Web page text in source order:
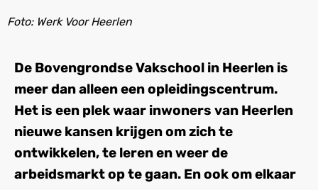
Foto: Werk Voor Heerlen
De Bovengrondse Vakschool in Heerlen is
meer dan alleen een opleidingscentrum.
Het is een plek waar inwoners van Heerlen
nieuwe kansen krijgen om zich te
ontwikkelen, te leren en weer de
arbeidsmarkt op te gaan. En ook om elkaar